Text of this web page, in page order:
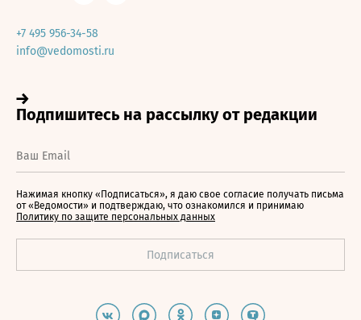
+7 495 956-34-58
info@vedomosti.ru
Нажимая кнопку «Подписаться», я даю свое согласие получать письма
от «Ведомости» и подтверждаю, что ознакомился и принимаю
Политику по защите персональных данных